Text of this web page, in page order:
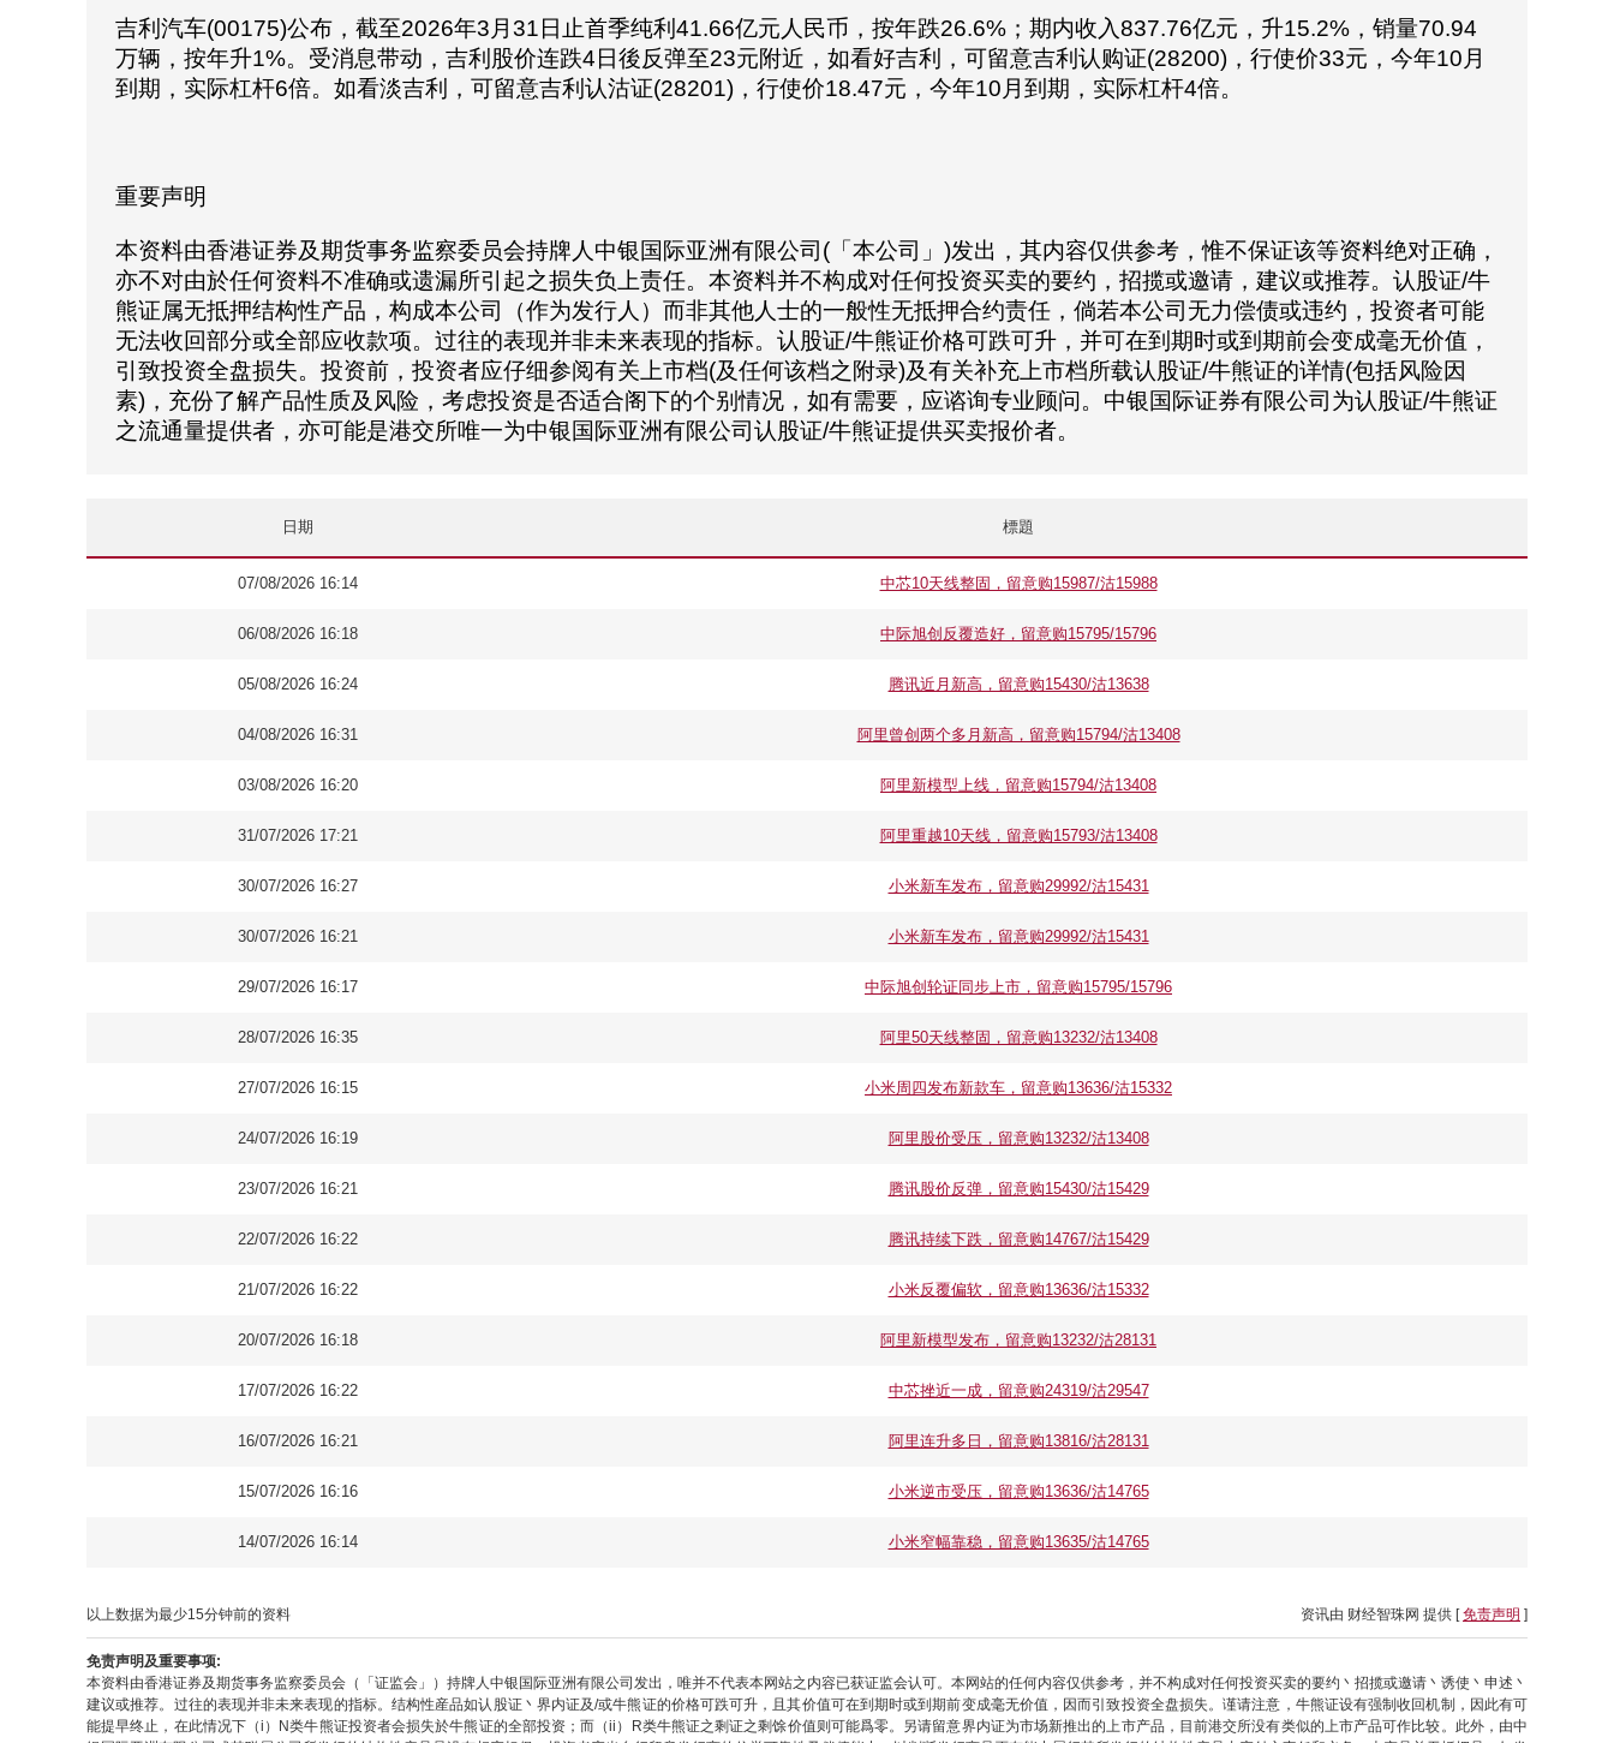
吉利汽车(00175)公布，截至2026年3月31日止首季纯利41.66亿元人民币，按年跌26.6%；期内收入837.76亿元，升15.2%，销量70.94
万辆，按年升1%。受消息带动，吉利股价连跌4日後反弹至23元附近，如看好吉利，可留意吉利认购证(28200)，行使价33元，今年10月
到期，实际杠杆6倍。如看淡吉利，可留意吉利认沽证(28201)，行使价18.47元，今年10月到期，实际杠杆4倍。
重要声明
本资料由香港证券及期货事务监察委员会持牌人中银国际亚洲有限公司(「本公司」)发出，其内容仅供参考，惟不保证该等资料绝对正确，
亦不对由於任何资料不准确或遗漏所引起之损失负上责任。本资料并不构成对任何投资买卖的要约，招揽或邀请，建议或推荐。认股证/牛
熊证属无抵押结构性产品，构成本公司（作为发行人）而非其他人士的一般性无抵押合约责任，倘若本公司无力偿债或违约，投资者可能
无法收回部分或全部应收款项。过往的表现并非未来表现的指标。认股证/牛熊证价格可跌可升，并可在到期时或到期前会变成毫无价值，
引致投资全盘损失。投资前，投资者应仔细参阅有关上市档(及任何该档之附录)及有关补充上市档所载认股证/牛熊证的详情(包括风险因
素)，充份了解产品性质及风险，考虑投资是否适合阁下的个别情况，如有需要，应谘询专业顾问。中银国际证券有限公司为认股证/牛熊证
之流通量提供者，亦可能是港交所唯一为中银国际亚洲有限公司认股证/牛熊证提供买卖报价者。
日期 標題
07/08/2026 16:14 中芯10天线整固，留意购15987/沽15988
06/08/2026 16:18 中际旭创反覆造好，留意购15795/15796
05/08/2026 16:24 腾讯近月新高，留意购15430/沽13638
04/08/2026 16:31 阿里曾创两个多月新高，留意购15794/沽13408
03/08/2026 16:20 阿里新模型上线，留意购15794/沽13408
31/07/2026 17:21 阿里重越10天线，留意购15793/沽13408
30/07/2026 16:27 小米新车发布，留意购29992/沽15431
30/07/2026 16:21 小米新车发布，留意购29992/沽15431
29/07/2026 16:17 中际旭创轮证同步上市，留意购15795/15796
28/07/2026 16:35 阿里50天线整固，留意购13232/沽13408
27/07/2026 16:15 小米周四发布新款车，留意购13636/沽15332
24/07/2026 16:19 阿里股价受压，留意购13232/沽13408
23/07/2026 16:21 腾讯股价反弹，留意购15430/沽15429
22/07/2026 16:22 腾讯持续下跌，留意购14767/沽15429
21/07/2026 16:22 小米反覆偏软，留意购13636/沽15332
20/07/2026 16:18 阿里新模型发布，留意购13232/沽28131
17/07/2026 16:22 中芯挫近一成，留意购24319/沽29547
16/07/2026 16:21 阿里连升多日，留意购13816/沽28131
15/07/2026 16:16 小米逆市受压，留意购13636/沽14765
14/07/2026 16:14 小米窄幅靠稳，留意购13635/沽14765
以上数据为最少15分钟前的资料 资讯由 财经智珠网 提供 [免责声明 ]
免责声明及重要事项:
本资料由香港证券及期货事务监察委员会（「证监会」）持牌人中银国际亚洲有限公司发出，唯并不代表本网站之内容已获证监会认可。本网站的任何内容仅供参考，并不构成对任何投资买卖的要约丶招揽或邀请丶诱使丶申述丶
建议或推荐。过往的表现并非未来表现的指标。结构性産品如认股证丶界内证及/或牛熊证的价格可跌可升，且其价值可在到期时或到期前变成毫无价值，因而引致投资全盘损失。谨请注意，牛熊证设有强制收回机制，因此有可
能提早终止，在此情况下（i）N类牛熊证投资者会损失於牛熊证的全部投资；而（ii）R类牛熊证之剩证之剩馀价值则可能爲零。另请留意界内证为市场新推出的上市产品，目前港交所没有类似的上市产品可作比较。此外，由中